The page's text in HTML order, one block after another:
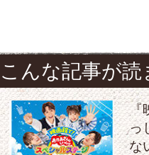
こんな記事が
『
っ
な